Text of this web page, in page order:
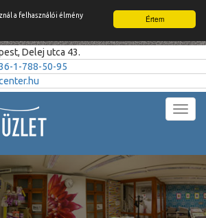
Értem
a felhasználói élmény
Delej utca 43.
1-788-50-95